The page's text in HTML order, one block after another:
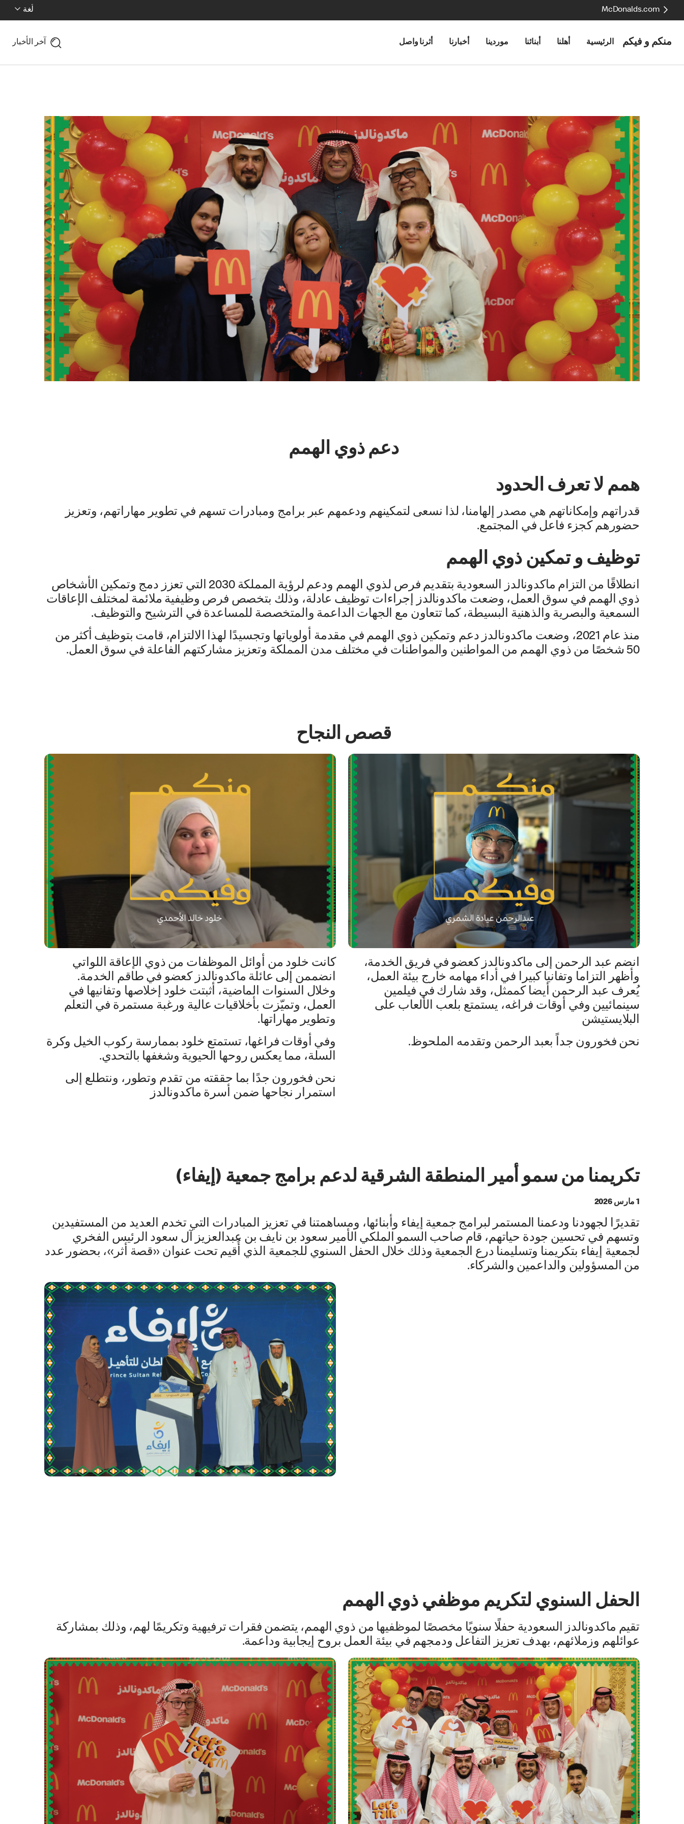
McDonalds.com لُغة
منكم و فيكم الرئيسية أهلنا أبنائنا موردينا أخبارنا أثرنا واصل آخر الأخبار
دعم ذوي الهمم
همم لا تعرف الحدود
قدراتهم وإمكاناتهم هي مصدر إلهامنا، لذا نسعى لتمكينهم ودعمهم عبر برامج ومبادرات تسهم في تطوير مهاراتهم، وتعزيز
حضورهم كجزء فاعل في المجتمع.
توظيف و تمكين ذوي الهمم
انطلاقًا من التزام ماكدونالدز السعودية بتقديم فرص لذوي الهمم ودعم لرؤية المملكة 2030 التي تعزز دمج وتمكين الأشخاص
ذوي الهمم في سوق العمل، وضعت ماكدونالدز إجراءات توظيف عادلة، وذلك بتخصص فرص وظيفية ملائمة لمختلف الإعاقات
السمعية والبصرية والذهنية البسيطة، كما تتعاون مع الجهات الداعمة والمتخصصة للمساعدة في الترشيح والتوظيف.
منذ عام 2021، وضعت ماكدونالدز دعم وتمكين ذوي الهمم في مقدمة أولوياتها وتجسيدًا لهذا الالتزام، قامت بتوظيف أكثر من
50 شخصًا من ذوي الهمم من المواطنين والمواطنات في مختلف مدن المملكة وتعزيز مشاركتهم الفاعلة في سوق العمل.
قصص النجاح
كانت خلود من أوائل الموظفات من ذوي الإعاقة اللواتي
انضممن إلى عائلة ماكدونالدز كعضو في طاقم الخدمة.
وخلال السنوات الماضية، أثبتت خلود إخلاصها وتفانيها في
العمل، وتميّزت بأخلاقيات عالية ورغبة مستمرة في التعلم
وتطوير مهاراتها.
وفي أوقات فراغها، تستمتع خلود بممارسة ركوب الخيل وكرة
السلة، مما يعكس روحها الحيوية وشغفها بالتحدي.
نحن فخورون جدًا بما حققته من تقدم وتطور، ونتطلع إلى
استمرار نجاحها ضمن أسرة ماكدونالدز
انضم عبد الرحمن إلى ماكدونالدز كعضو في فريق الخدمة،
وأظهر التزاما وتفانيا كبيرا في أداء مهامه خارج بيئة العمل،
يُعرف عبد الرحمن أيضا كممثل، وقد شارك في فيلمين
سينمائيين وفي أوقات فراغه، يستمتع بلعب الألعاب على
البلايستيشن
نحن فخورون جداً بعبد الرحمن وتقدمه الملحوظ.
تكريمنا من سمو أمير المنطقة الشرقية لدعم برامج جمعية (إيفاء)
1 مارس 2026
تقديرًا لجهودنا ودعمنا المستمر لبرامج جمعية إيفاء وأبنائها، ومساهمتنا في تعزيز المبادرات التي تخدم العديد من المستفيدين
وتسهم في تحسين جودة حياتهم، قام صاحب السمو الملكي الأمير سعود بن نايف بن عبدالعزيز آل سعود الرئيس الفخري
لجمعية إيفاء بتكريمنا وتسليمنا درع الجمعية وذلك خلال الحفل السنوي للجمعية الذي أُقيم تحت عنوان «قصة أثر»، بحضور عدد
من المسؤولين والداعمين والشركاء.
الحفل السنوي لتكريم موظفي ذوي الهمم
تقيم ماكدونالدز السعودية حفلًا سنويًا مخصصًا لموظفيها من ذوي الهمم، يتضمن فقرات ترفيهية وتكريمًا لهم، وذلك بمشاركة
عوائلهم وزملائهم، بهدف تعزيز التفاعل ودمجهم في بيئة العمل بروح إيجابية وداعمة.